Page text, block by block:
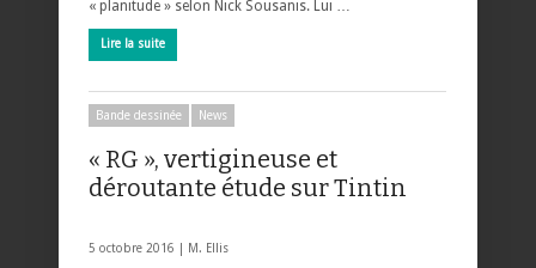
« planitude » selon Nick Sousanis. Lui …
Lire la suite
Bande dessinée News
« RG », vertigineuse et
déroutante étude sur Tintin
5 octobre 2016 | M. Ellis